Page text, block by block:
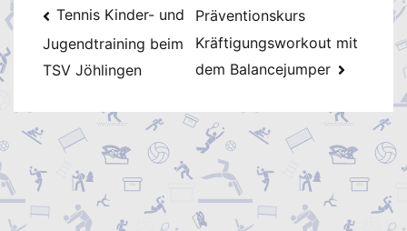
Beitragsnavigation
Tennis Kinder- und
Jugendtraining beim
TSV Jöhlingen
Präventionskurs
Kräftigungsworkout mit
dem Balancejumper